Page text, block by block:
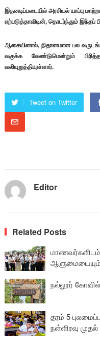
இதனடிப்படையில் அரசியல் யாப்பு
ஏற்படுத்தாவிடின், தொடர்ந்தும் இந்தப்
ஆகையினால், நிதானமான பல
வகுக்க வேண்டுமென்றும்
வலியுறுத்தியுள்ளார்.
Tweet on Twitter
Editor
Related Posts
நல்லூர் கோவில்
தரம் 5
நள்ளிரவு